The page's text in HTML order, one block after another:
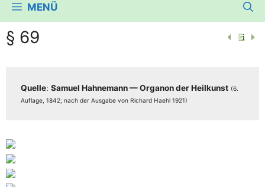
MENÜ
§ 69
Quel­le: Samu­el Hah­ne­mann — Orga­non der Heil­kunst (6.
Auf­la­ge, 1842; nach der Aus­ga­be von Richard Haehl 1921)